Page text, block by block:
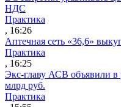
НДС
Практика
, 16:26
Аптечная сеть «36,6»
Практика
, 16:25
Экс-главу АСВ объявили в
млрд руб.
Практика